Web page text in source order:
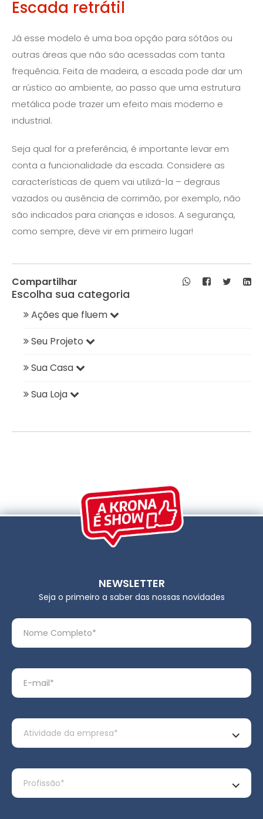
Escada retrátil
Já esse modelo é uma boa opção para sótãos ou
outras áreas que não são acessadas com tanta
frequência. Feita de madeira, a escada pode dar um
ar rústico ao ambiente, ao passo que uma estrutura
metálica pode trazer um efeito mais moderno e
industrial.
Seja qual for a preferência, é importante levar em
conta a funcionalidade da escada. Considere as
características de quem vai utilizá-la – degraus
vazados ou ausência de corrimão, por exemplo, não
são indicados para crianças e idosos. A segurança,
como sempre, deve vir em primeiro lugar!
Compartilhar
Escolha sua categoria
Ações que fluem
Seu Projeto
Sua Casa
Sua Loja
NEWSLETTER
Seja o primeiro a saber das nossas novidades